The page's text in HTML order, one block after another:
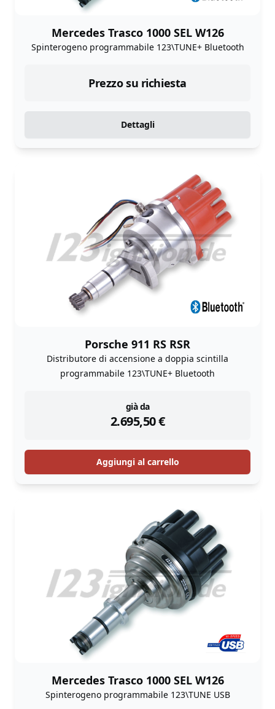
Mercedes Trasco 1000 SEL W126
Spinterogeno programmabile 123\TUNE+ Bluetooth
Prezzo su richiesta
Dettagli
Porsche 911 RS RSR
Distributore di accensione a doppia scintilla
programmabile 123\TUNE+ Bluetooth
già da
2.695,50€
instock
Aggiungi al carrello
Mercedes Trasco 1000 SEL W126
Spinterogeno programmabile 123\TUNE USB